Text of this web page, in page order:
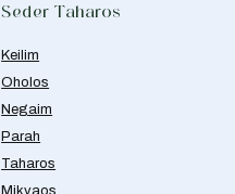
Seder Taharos
Keilim
Oholos
Negaim
Parah
Taharos
Mikvaos